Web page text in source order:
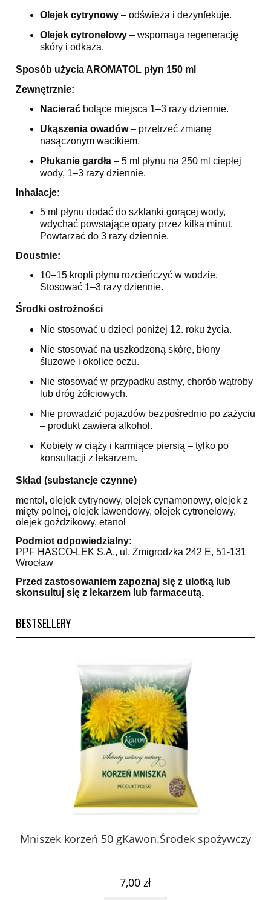
Olejek cytrynowy – odświeża i dezynfekuje.
Olejek cytronelowy – wspomaga regenerację
skóry i odkaża.
Sposób użycia AROMATOL płyn 150 ml
Zewnętrznie:
Nacierać bolące miejsca 1–3 razy dziennie.
Ukąszenia owadów– przetrzeć zmianę
nasączonym wacikiem.
Płukanie gardła – 5 ml płynu na 250 ml ciepłej
wody, 1–3 razy dziennie.
Inhalacje:
5 ml płynu dodać do szklanki gorącej wody,
wdychać powstające opary przez kilka minut.
Powtarzać do 3 razy dziennie.
Doustnie:
10–15 kropli płynu rozcieńczyć w wodzie.
Stosować 1–3 razy dziennie.
Środki ostrożności
Nie stosować u dzieci poniżej 12. roku życia.
Nie stosować na uszkodzoną skórę, błony
śluzowe i okolice oczu.
Nie stosować w przypadku astmy, chorób wątroby
lub dróg żółciowych.
Nie prowadzić pojazdów bezpośrednio po zażyciu
– produkt zawiera alkohol.
Kobiety w ciąży i karmiące piersią – tylko po
konsultacji z lekarzem.
Skład (substancje czynne)
mentol, olejek cytrynowy, olejek cynamonowy, olejek z
mięty polnej, olejek lawendowy, olejek cytronelowy,
olejek goździkowy, etanol
Podmiot odpowiedzialny:
PPF HASCO-LEK S.A., ul. Żmigrodzka 242 E, 51-131
Wrocław
Przed zastosowaniem zapoznaj się z ulotką lub
skonsultuj się z lekarzem lub farmaceutą.
BESTSELLERY
Mniszek korzeń 50 gKawon.Środek spożywczy
7,00 zł